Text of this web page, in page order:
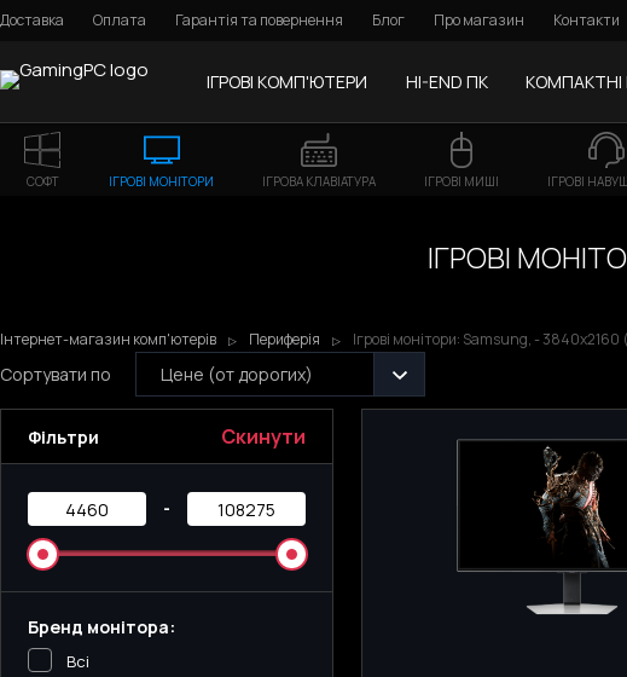
Доставка Оплата Гарантія та повернення Блог Про магазин Контакти
ІГРОВІ КОМП'ЮТЕРИ HI-END ПК КОМПАКТНІ
СОФТ ІГРОВІ МОНІТОРИ ІГРОВА КЛАВІАТУРА ІГРОВІ МИШІ ІГРОВІ
ІГРОВІ
Інтернет-магазин комп'ютерів Периферія Ігрові монітори: Samsung, -
Сортувати по Цене (от дорогих)
Фільтри Cкинути
-
Бренд монітора:
Всі